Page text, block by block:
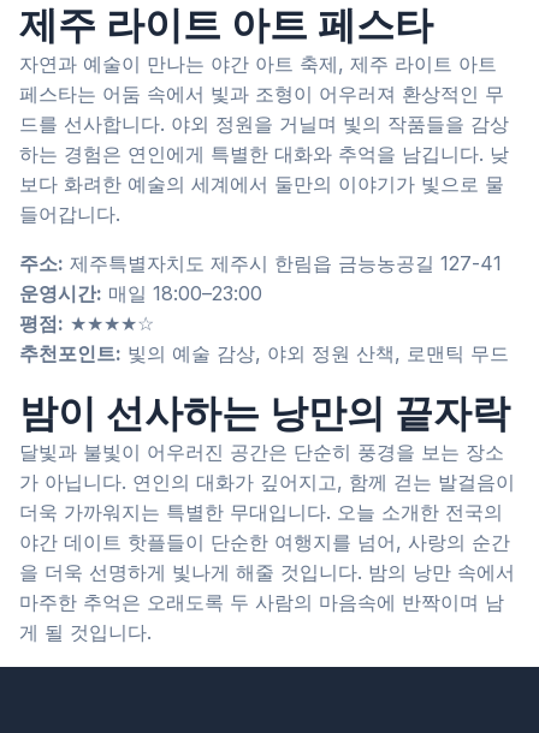
제주 라이트 아트 페스타
자연과 예술이 만나는 야간 아트 축제, 제주 라이트 아트
페스타는 어둠 속에서 빛과 조형이 어우러져 환상적인 무
드를 선사합니다. 야외 정원을 거닐며 빛의 작품들을 감상
하는 경험은 연인에게 특별한 대화와 추억을 남깁니다. 낮
보다 화려한 예술의 세계에서 둘만의 이야기가 빛으로 물
들어갑니다.
주소: 제주특별자치도 제주시 한림읍 금능농공길 127-41
운영시간: 매일 18:00–23:00
평점: ★★★★☆
추천포인트: 빛의 예술 감상, 야외 정원 산책, 로맨틱 무드
밤이 선사하는 낭만의 끝자락
달빛과 불빛이 어우러진 공간은 단순히 풍경을 보는 장소
가 아닙니다. 연인의 대화가 깊어지고, 함께 걷는 발걸음이
더욱 가까워지는 특별한 무대입니다. 오늘 소개한 전국의
야간 데이트 핫플들이 단순한 여행지를 넘어, 사랑의 순간
을 더욱 선명하게 빛나게 해줄 것입니다. 밤의 낭만 속에서
마주한 추억은 오래도록 두 사람의 마음속에 반짝이며 남
게 될 것입니다.